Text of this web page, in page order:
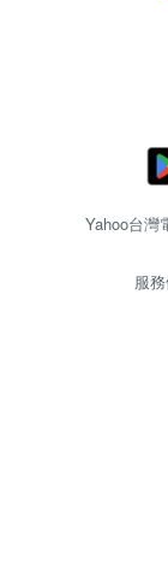
Yahoo台灣
服